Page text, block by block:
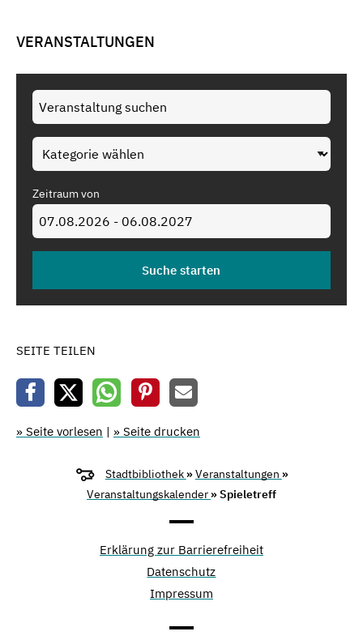
VERANSTALTUNGEN
Zeitraum von
SEITE TEILEN
» Seite vorlesen | » Seite drucken
Stadtbibliothek »Veranstaltungen »
Veranstaltungskalender » Spieletreff
Erklärung zur Barrierefreiheit
Datenschutz
Impressum